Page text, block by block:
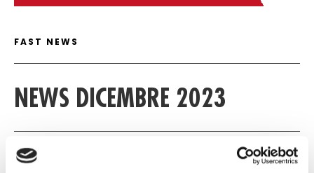
FAST NEWS DETAIL
FAST NEWS
NEWS DICEMBRE 2023
12 DICEMBRE 2023